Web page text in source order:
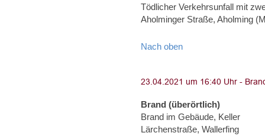
Tödlicher Verkehrsunfall mit
Aholminger Straße, Aholming
Nach oben
Brand (überörtlich)
Brand im Gebäude, Keller
Lärchenstraße, Wallerfing